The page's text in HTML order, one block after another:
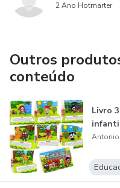
Diversão e Motivação
2 Ano Hotmarter
Outros
conteúdo
Livro